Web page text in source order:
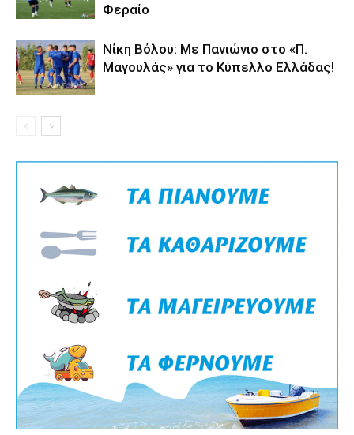
Φεραίο
Νίκη Βόλου: Με Πανιώνιο στο «Π.
Μαγουλάς» για το Κύπελλο Ελλάδας!